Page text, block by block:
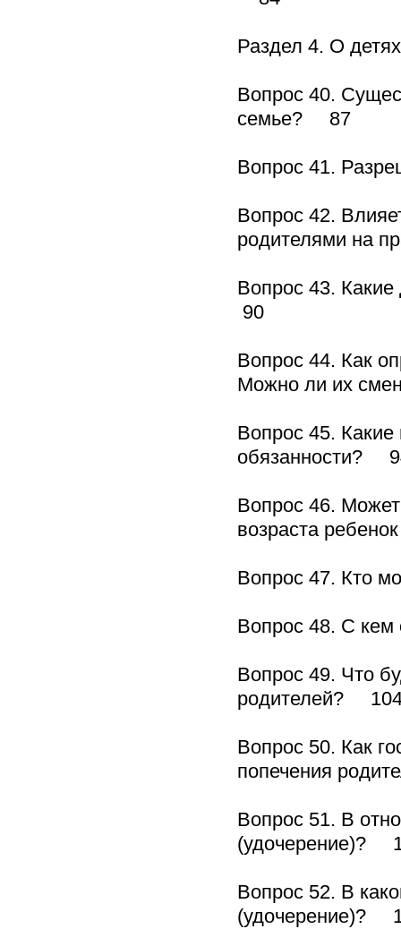
Раздел 4. О
Вопрос 40.
семье? 87
Вопрос 41.
Вопрос 42.
родителями на
Вопрос 43.
90
Вопрос 44. Как
Можно ли их
Вопрос 45. Какие
обязанности?
Вопрос 46.
возраста
Вопрос 47. Кто
Вопрос 48. С кем
Вопрос 49. Что
родителей?
Вопрос 50. Как
попечения
Вопрос 51. В
(удочерение)?
Вопрос 52. В
(удочерение)?